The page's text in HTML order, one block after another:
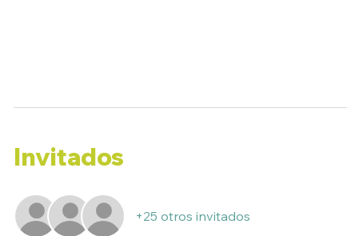
Invitados
+25 otros invitados